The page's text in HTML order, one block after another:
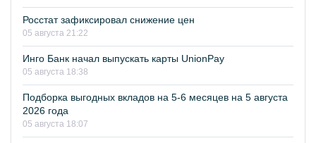
Росстат зафиксировал снижение цен
05 августа 21:22
Инго Банк начал выпускать карты UnionPay
05 августа 18:38
Подборка выгодных вкладов на 5-6 месяцев на 5 августа
2026 года
05 августа 18:07